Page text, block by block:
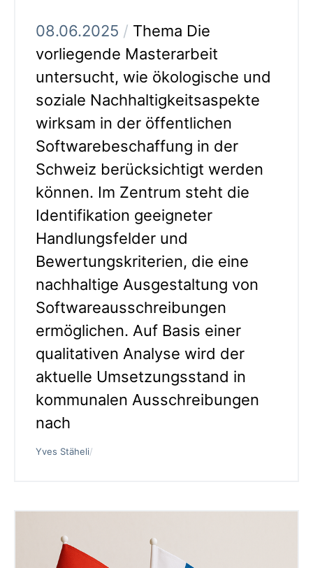
08.06.2025 / Thema Die
vorliegende Masterarbeit
untersucht, wie ökologische und
soziale Nachhaltigkeitsaspekte
wirksam in der öffentlichen
Softwarebeschaffung in der
Schweiz berücksichtigt werden
können. Im Zentrum steht die
Identifikation geeigneter
Handlungsfelder und
Bewertungskriterien, die eine
nachhaltige Ausgestaltung von
Softwareausschreibungen
ermöglichen. Auf Basis einer
qualitativen Analyse wird der
aktuelle Umsetzungsstand in
kommunalen Ausschreibungen
nach
Yves Stäheli/